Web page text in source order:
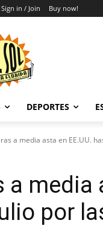
Sign in / Join Buy now!
DEPORTES
a media asta en EE.UU.
a media
por